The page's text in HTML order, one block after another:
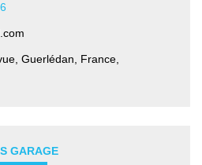
Guerlédan, France,
GARAGE